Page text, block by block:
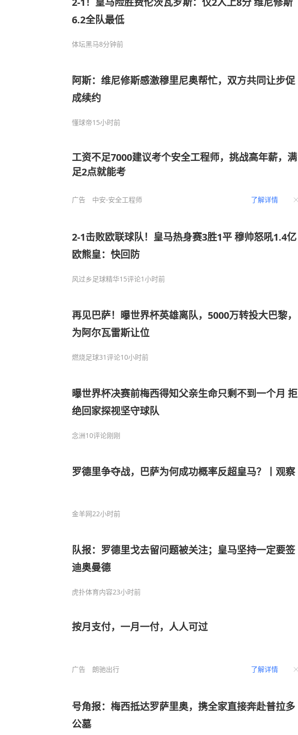
6.2全队最低
体坛黑马8分钟前
阿斯：维尼修斯感激穆里尼奥帮忙，双方共同让步促
成续约
懂球帝15小时前
工资不足7000建议考个安全工程师，挑战高年薪，满
足2点就能考
广告 中安-安全工程师 了解详情
2-1击败欧联球队！皇马热身赛3胜1平 穆帅怒吼1.4亿
欧熊皇：快回防
风过乡足球精华15评论1小时前
再见巴萨！曝世界杯英雄离队，5000万转投大巴黎，
为阿尔瓦雷斯让位
燃烧足球31评论10小时前
曝世界杯决赛前梅西得知父亲生命只剩不到一个月 拒
绝回家探视坚守球队
念洲10评论刚刚
罗德里争夺战，巴萨为何成功概率反超皇马？丨观察
金羊网22小时前
队报：罗德里戈去留问题被关注；皇马坚持一定要签
迪奥曼德
虎扑体育内容23小时前
按月支付，一月一付，人人可过
广告 朗驰出行 了解详情
号角报：梅西抵达罗萨里奥，携全家直接奔赴普拉多
公墓